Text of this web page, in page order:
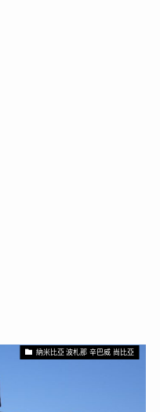
納米比亞 波札那 辛巴威 尚比亞